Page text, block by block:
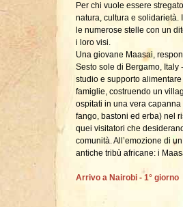
Per chi vuole essere
natura, cultura e solidarietà.
le numerose stelle con un
i loro visi.
Una giovane Maasai,
Sesto sole di Bergamo,
studio e supporto
famiglie, costruendo un
ospitati in una vera
fango, bastoni ed erba) nel
quei visitatori che
comunità. All’emozione di
antiche tribù africane: i
Arrivo a Nairobi - 1° giorno